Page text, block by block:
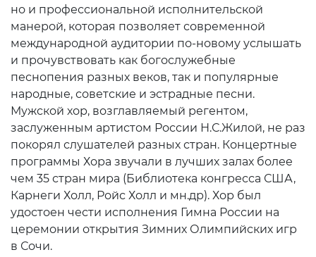
но и профессиональной исполнительской
манерой, которая позволяет современной
международной аудитории по-новому услышать
и прочувствовать как богослужебные
песнопения разных веков, так и популярные
народные, советские и эстрадные песни.
Мужской хор, возглавляемый регентом,
заслуженным артистом России Н.С.Жилой, не раз
покорял слушателей разных стран. Концертные
программы Хора звучали в лучших залах более
чем 35 стран мира (Библиотека конгресса США,
Карнеги Холл, Ройс Холл и мн.др). Хор был
удостоен чести исполнения Гимна России на
церемонии открытия Зимних Олимпийских игр
в Сочи.